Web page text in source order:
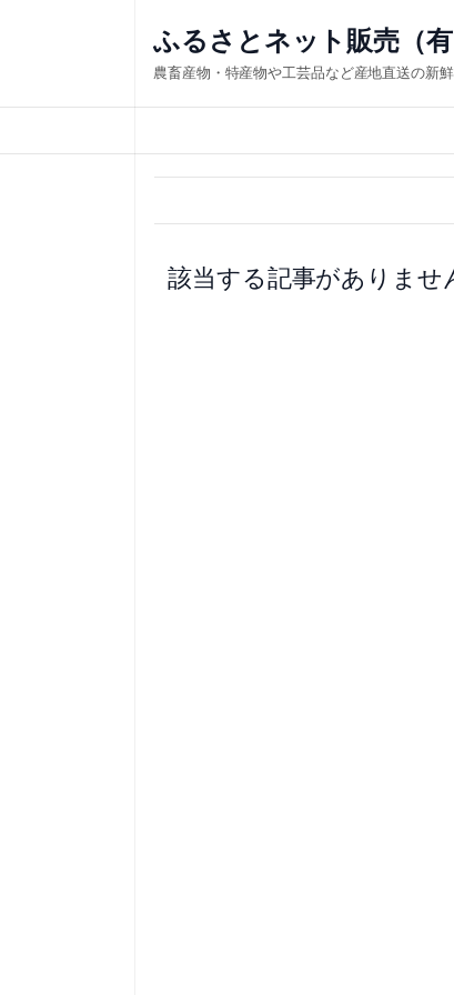
ス
キ
ふるさとネット販売（有
農畜産物・特産物や工芸品など産地直送の新鮮
該当する記事がありませ